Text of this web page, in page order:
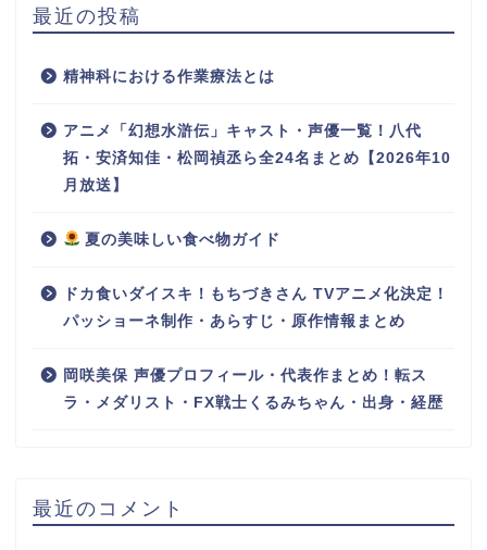
最近の投稿
精神科における作業療法とは
アニメ「幻想水滸伝」キャスト・声優一覧！八代
拓・安済知佳・松岡禎丞ら全24名まとめ【2026年10
月放送】
夏の美味しい食べ物ガイド
ドカ食いダイスキ！もちづきさん TVアニメ化決定！
パッショーネ制作・あらすじ・原作情報まとめ
岡咲美保 声優プロフィール・代表作まとめ！転ス
ラ・メダリスト・FX戦士くるみちゃん・出身・経歴
最近のコメント